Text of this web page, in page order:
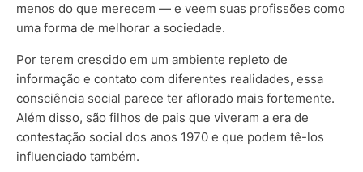
menos do que merecem — e veem suas profissões como
uma forma de melhorar a sociedade.
Por terem crescido em um ambiente repleto de
informação e contato com diferentes realidades, essa
consciência social parece ter aflorado mais fortemente.
Além disso, são filhos de pais que viveram a era de
contestação social dos anos 1970 e que podem tê-los
influenciado também.